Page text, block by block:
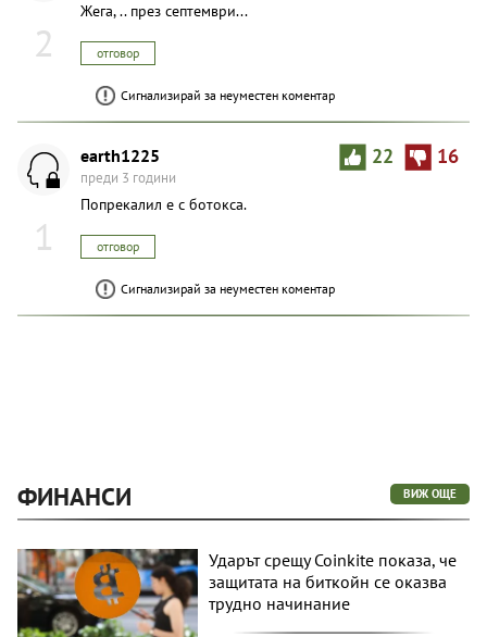
2
Жега, .. през септември...
отговор
Сигнализирай за неуместен коментар
1
22 16
earth1225
преди 3 години
Попрекалил е с ботокса.
отговор
Сигнализирай за неуместен коментар
ФИНАНСИ ВИЖ ОЩЕ
Ударът срещу Coinkite показа, че
защитата на биткойн се оказва
трудно начинание